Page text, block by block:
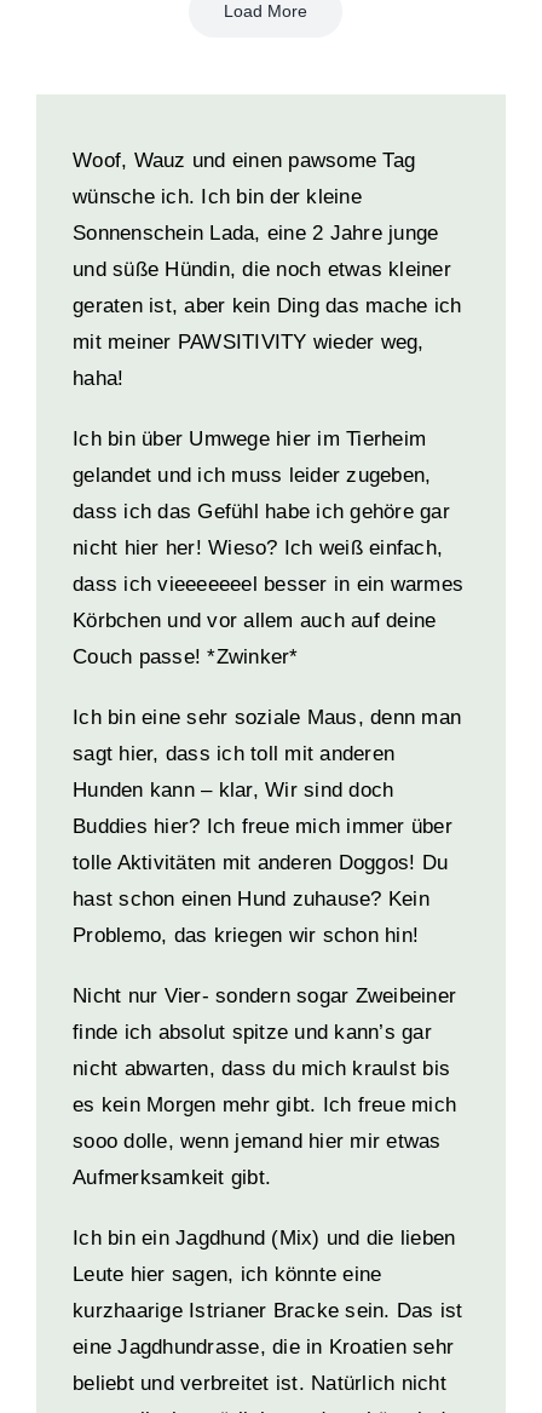
Load More
Woof, Wauz und einen pawsome Tag
wünsche ich. Ich bin der kleine
Sonnenschein Lada, eine 2 Jahre junge
und süße Hündin, die noch etwas kleiner
geraten ist, aber kein Ding das mache ich
mit meiner PAWSITIVITY wieder weg,
haha!
Ich bin über Umwege hier im Tierheim
gelandet und ich muss leider zugeben,
dass ich das Gefühl habe ich gehöre gar
nicht hier her! Wieso? Ich weiß einfach,
dass ich vieeeeeeel besser in ein warmes
Körbchen und vor allem auch auf deine
Couch passe! *Zwinker*
Ich bin eine sehr soziale Maus, denn man
sagt hier, dass ich toll mit anderen
Hunden kann – klar, Wir sind doch
Buddies hier? Ich freue mich immer über
tolle Aktivitäten mit anderen Doggos! Du
hast schon einen Hund zuhause? Kein
Problemo, das kriegen wir schon hin!
Nicht nur Vier- sondern sogar Zweibeiner
finde ich absolut spitze und kann’s gar
nicht abwarten, dass du mich kraulst bis
es kein Morgen mehr gibt. Ich freue mich
sooo dolle, wenn jemand hier mir etwas
Aufmerksamkeit gibt.
Ich bin ein Jagdhund (Mix) und die lieben
Leute hier sagen, ich könnte eine
kurzhaarige Istrianer Bracke sein. Das ist
eine Jagdhundrasse, die in Kroatien sehr
beliebt und verbreitet ist. Natürlich nicht